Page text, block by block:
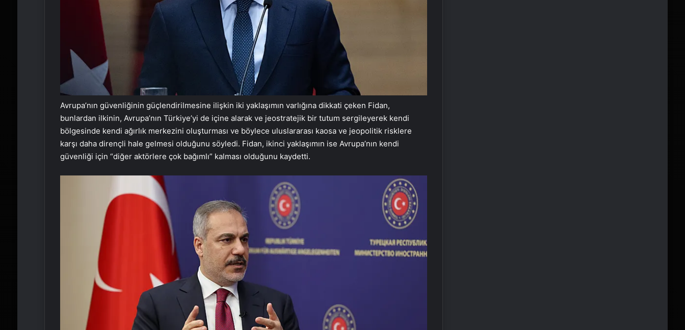
Avrupa’nın güvenliğinin güçlendirilmesine ilişkin iki yaklaşımın varlığına dikkati çeken Fidan,
bunlardan ilkinin, Avrupa’nın Türkiye’yi de içine alarak ve jeostratejik bir tutum sergileyerek kendi
bölgesinde kendi ağırlık merkezini oluşturması ve böylece uluslararası kaosa ve jeopolitik risklere
karşı daha dirençli hale gelmesi olduğunu söyledi. Fidan, ikinci yaklaşımın ise Avrupa’nın kendi
güvenliği için “diğer aktörlere çok bağımlı” kalması olduğunu kaydetti.